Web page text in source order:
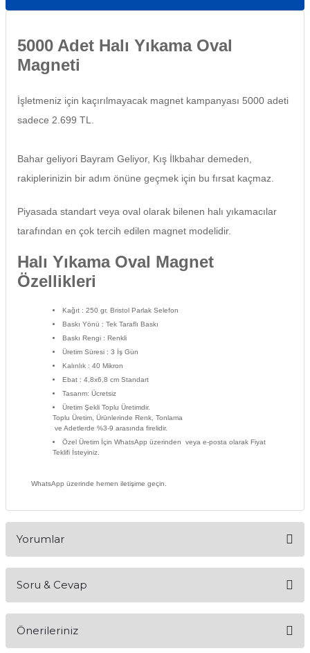
5000 Adet Halı Yıkama Oval
Magneti
İşletmeniz için kaçırılmayacak magnet kampanyası 5000 adeti
sadece 2.699 TL.
Bahar geliyori Bayram Geliyor, Kış İlkbahar demeden,
rakiplerinizin bir adım önüne geçmek için bu fırsat kaçmaz.
Piyasada standart veya oval olarak bilenen halı yıkamacılar
tarafından en çok tercih edilen magnet modelidir.
Halı Yıkama Oval Magnet
Özellikleri
Kağıt : 250 gr. Bristol Parlak Selefon
Baskı Yönü : Tek Taraflı Baskı
Baskı Rengi : Renkli
Üretim Süresi : 3 İş Gün
Kalınlık : 40 Mikron
Ebat : 4,8x6,8 cm Standart
Tasarım: Ücretsiz
Üretim Şekli Toplu Üretimdir.
Toplu Üretim, Ürünlerinde Renk, Tonlama
ve Adetlerde %3-9 arasında firelidir.
Özel Üretim İçin WhatsApp üzerinden veya e-posta olarak Fiyat
Teklifi İsteyiniz.
WhatsApp üzerinde hemen iletişime geçin.
Yorumlar
Soru & Cevap
Önerileriniz